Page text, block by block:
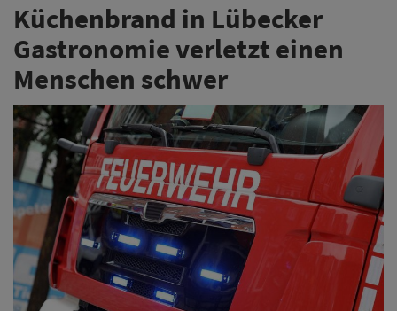
Küchenbrand in Lübecker
Gastronomie verletzt einen
Menschen schwer